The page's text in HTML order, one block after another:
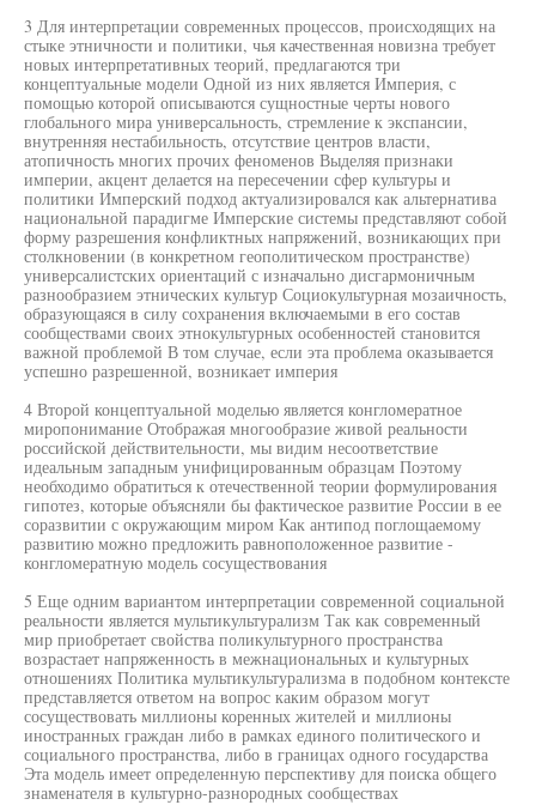
3 Для интерпретации современных процессов, происходящих на
стыке этничности и политики, чья качественная новизна требует
новых интерпретативных теорий, предлагаются три
концептуальные модели Одной из них является Империя, с
помощью которой описываются сущностные черты нового
глобального мира универсальность, стремление к экспансии,
внутренняя нестабильность, отсутствие центров власти,
атопичность многих прочих феноменов Выделяя признаки
империи, акцент делается на пересечении сфер культуры и
политики Имперский подход актуализировался как альтернатива
национальной парадигме Имперские системы представляют собой
форму разрешения конфликтных напряжений, возникающих при
столкновении (в конкретном геополитическом пространстве)
универсалистских ориентаций с изначально дисгармоничным
разнообразием этнических культур Социокультурная мозаичность,
образующаяся в силу сохранения включаемыми в его состав
сообществами своих этнокультурных особенностей становится
важной проблемой В том случае, если эта проблема оказывается
успешно разрешенной, возникает империя
4 Второй концептуальной моделью является конгломератное
миропонимание Отображая многообразие живой реальности
российской действительности, мы видим несоответствие
идеальным западным унифицированным образцам Поэтому
необходимо обратиться к отечественной теории формулирования
гипотез, которые объясняли бы фактическое развитие России в ее
соразвитии с окружающим миром Как антипод поглощаемому
развитию можно предложить равноположенное развитие -
конгломератную модель сосуществования
5 Еще одним вариантом интерпретации современной социальной
реальности является мультикультурализм Так как современный
мир приобретает свойства поликультурного пространства
возрастает напряженность в межнациональных и культурных
отношениях Политика мультикультурализма в подобном контексте
представляется ответом на вопрос каким образом могут
сосуществовать миллионы коренных жителей и миллионы
иностранных граждан либо в рамках единого политического и
социального пространства, либо в границах одного государства
Эта модель имеет определенную перспективу для поиска общего
знаменателя в культурно-разнородных сообществах